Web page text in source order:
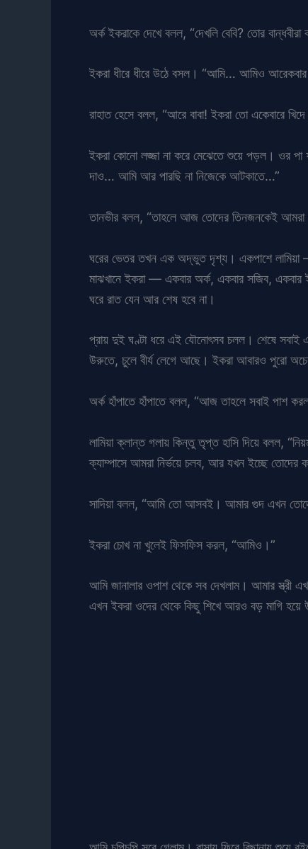
অর্ক ইকরাকে দেখে বলল, “দেখলি বেবি? তোর
ইকরা ধীরে ধীরে উঠে বসল। “আমি… আমিও আরেকবার
রাহাত হেসে বলল, “আরে বাবা! ইকরা তো একেবারে
ইকরা কোনো লজ্জা না করে মেঝেতে শুয়ে পড়ল। ওর
দাও… আমি আর পারছি না নিজেকে আটকাতে…”
তানভীর বলল, “তাহলে আজ তোদের তিনজনকেই আমরা
ঘরের ভেতর তখন এক অদ্ভুত দৃশ্য। একপাশে লামিয়া
মাঝখানে ইকরা — একবার অর্ক, একবার সজিব,
ঘরে রাত যেন আর শেষ হবে না।
প্রায় দুই ঘণ্টা ধরে এই যৌনোৎসব চলল। শেষে সবাই
উরুতে, চুলে বীর্য লেগে আছে। ইকরা আবারও পুরো
অর্ক হাঁপাতে হাঁপাতে বলল, “আজ তাহলে সবাই পাশ
লামিয়া ক্লান্ত গলায় কিন্তু তৃপ্ত হাসি দিয়ে বলল,
ক্যাম্পাসে আমরা নির্ভয়ে চলব, আর যখন ইচ্ছে তোদের
সাদিয়া বলল, “আমি তো আসবই। আমার গুদ এখন
ইকরা চোখ না খুলেই ফিসফিস করল, “আমিও।”
আমি জানালার ওপাশ থেকে সব দেখলাম। আমার স্ত্রী
এখন ইকরা ওদের থেকে কিছু শিখে আরও বড় মাগি হয়ে